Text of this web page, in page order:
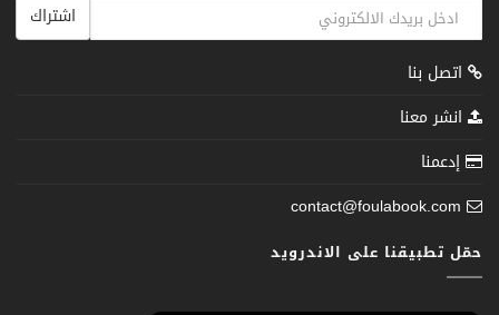
اشتراك
اتصل بنا
انشر معنا
إدعمنا
contact@foulabook.com
حمّل تطبيقنا على الاندرويد